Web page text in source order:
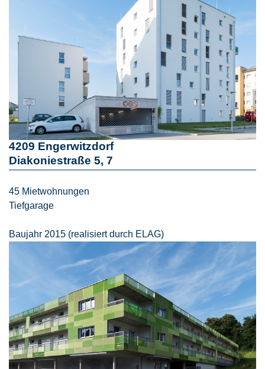
4209 Engerwitzdorf
Diakoniestraße 5, 7
45 Mietwohnungen
Tiefgarage
Baujahr 2015 (realisiert durch ELAG)